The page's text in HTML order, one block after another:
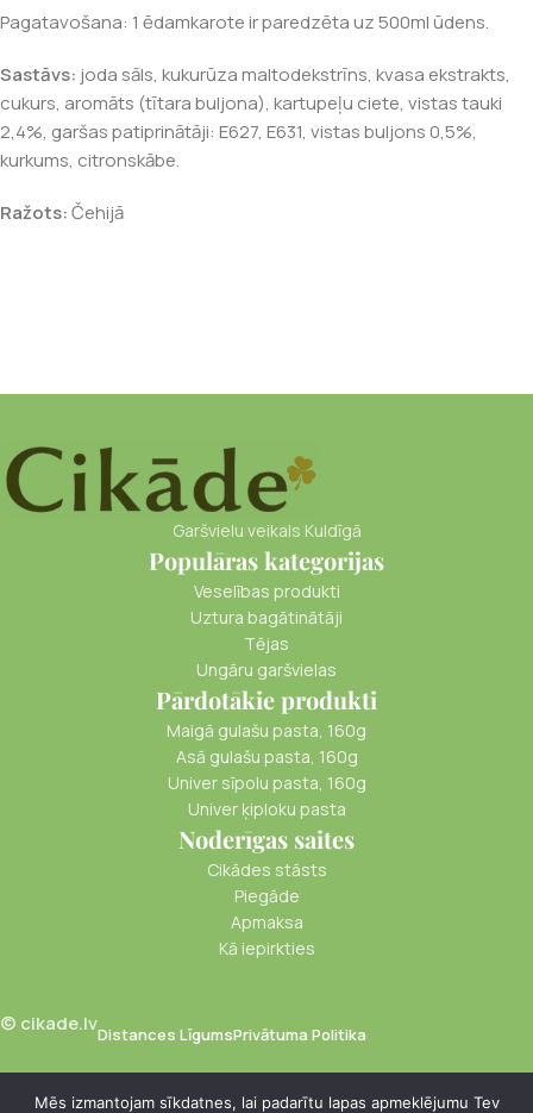
Pagatavošana: 1 ēdamkarote ir paredzēta uz 500ml ūdens.
Sastāvs: joda sāls, kukurūza maltodekstrīns, kvasa ekstrakts,
cukurs, aromāts (tītara buljona), kartupeļu ciete, vistas tauki
2,4%, garšas patiprinātāji: E627, E631, vistas buljons 0,5%,
kurkums, citronskābe.
Ražots:Čehijā
Garšvielu veikals Kuldīgā
Populāras kategorijas
Veselības produkti
Uztura bagātinātāji
Tējas
Ungāru garšvielas
Pārdotākie produkti
Maigā gulašu pasta, 160g
Asā gulašu pasta, 160g
Univer sīpolu pasta, 160g
Univer ķiploku pasta
Noderīgas saites
Cikādes stāsts
Piegāde
Apmaksa
Kā iepirkties
© cikade.lvDistances LīgumsPrivātuma Politika
Mēs izmantojam sīkdatnes, lai padarītu lapas apmeklējumu Tev